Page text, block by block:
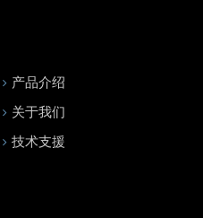
产品介绍
关于我们
技术支援